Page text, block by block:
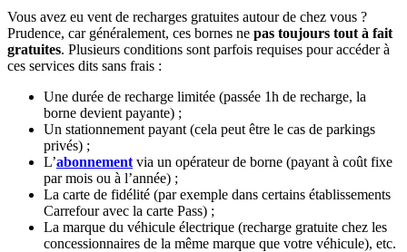
Vous avez eu vent de recharges gratuites autour de chez vous ?
Prudence, car généralement, ces bornes ne pas toujours tout à fait
gratuites. Plusieurs conditions sont parfois requises pour accéder à
ces services dits sans frais :
Une durée de recharge limitée (passée 1h de recharge, la
borne devient payante) ;
Un stationnement payant (cela peut être le cas de parkings
privés) ;
L’abonnement via un opérateur de borne (payant à coût fixe
par mois ou à l’année) ;
La carte de fidélité (par exemple dans certains établissements
Carrefour avec la carte Pass) ;
La marque du véhicule électrique (recharge gratuite chez les
concessionnaires de la même marque que votre véhicule), etc.